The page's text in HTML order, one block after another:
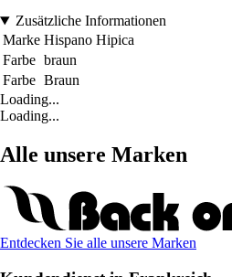
Zusätzliche Informationen
Marke Hispano Hipica
Farbe braun
Farbe Braun
Loading...
Loading...
Alle unsere Marken
Entdecken Sie alle unsere Marken